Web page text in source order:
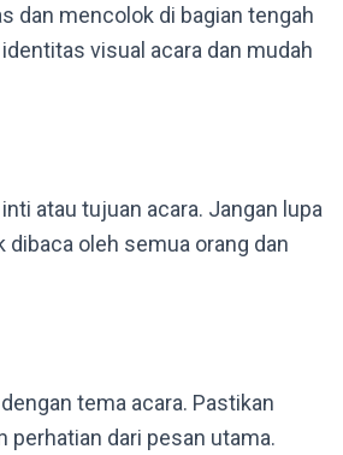
dan mencolok di bagian tengah
visual acara dan mudah
atau tujuan acara. Jangan lupa
oleh semua orang dan
tema acara. Pastikan
perhatian dari pesan utama.